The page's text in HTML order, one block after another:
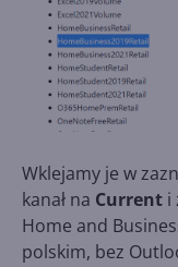
Wklejamy je w
kanał na Current i
Home and
polskim, bez